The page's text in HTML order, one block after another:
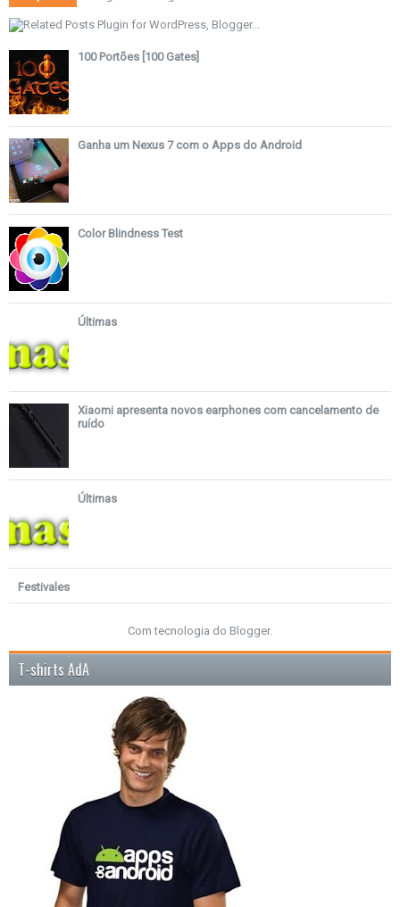
100 Portões [100 Gates]
Ganha um Nexus 7 com o Apps do Android
Color Blindness Test
Últimas
Xiaomi apresenta novos earphones com cancelamento de
ruído
Últimas
Festivales
Com tecnologia do Blogger.
T-shirts AdA